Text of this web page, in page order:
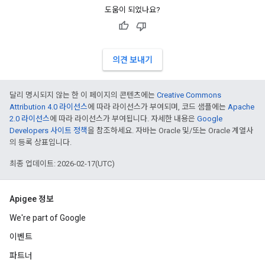
도움이 되었나요?
의견 보내기
달리 명시되지 않는 한 이 페이지의 콘텐츠에는 Creative Commons
Attribution 4.0 라이선스에 따라 라이선스가 부여되며, 코드 샘플에는 Apache
2.0 라이선스에 따라 라이선스가 부여됩니다. 자세한 내용은 Google
Developers 사이트 정책을 참조하세요. 자바는 Oracle 및/또는 Oracle 계열사
의 등록 상표입니다.
최종 업데이트: 2026-02-17(UTC)
Apigee 정보
We're part of Google
이벤트
파트너